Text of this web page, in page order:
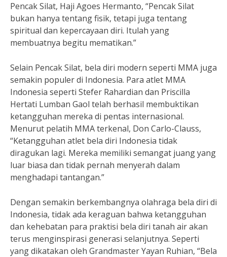
Pencak Silat, Haji Agoes Hermanto, “Pencak Silat
bukan hanya tentang fisik, tetapi juga tentang
spiritual dan kepercayaan diri. Itulah yang
membuatnya begitu mematikan.”
Selain Pencak Silat, bela diri modern seperti MMA juga
semakin populer di Indonesia. Para atlet MMA
Indonesia seperti Stefer Rahardian dan Priscilla
Hertati Lumban Gaol telah berhasil membuktikan
ketangguhan mereka di pentas internasional.
Menurut pelatih MMA terkenal, Don Carlo-Clauss,
“Ketangguhan atlet bela diri Indonesia tidak
diragukan lagi. Mereka memiliki semangat juang yang
luar biasa dan tidak pernah menyerah dalam
menghadapi tantangan.”
Dengan semakin berkembangnya olahraga bela diri di
Indonesia, tidak ada keraguan bahwa ketangguhan
dan kehebatan para praktisi bela diri tanah air akan
terus menginspirasi generasi selanjutnya. Seperti
yang dikatakan oleh Grandmaster Yayan Ruhian, “Bela